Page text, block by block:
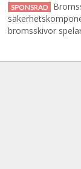
SPONSRAD
bromsskivor